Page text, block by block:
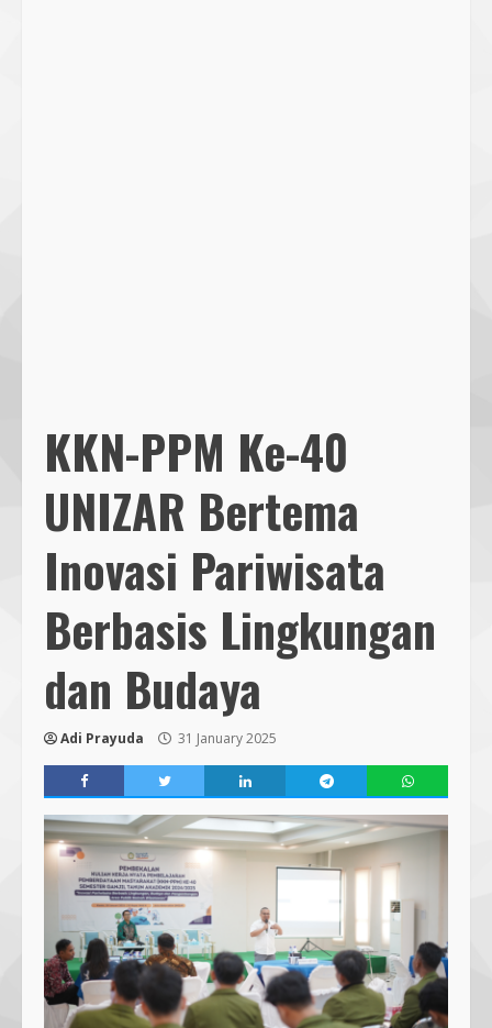
KKN-PPM Ke-40
UNIZAR Bertema
Inovasi Pariwisata
Berbasis Lingkungan
dan Budaya
Adi Prayuda 31 January 2025